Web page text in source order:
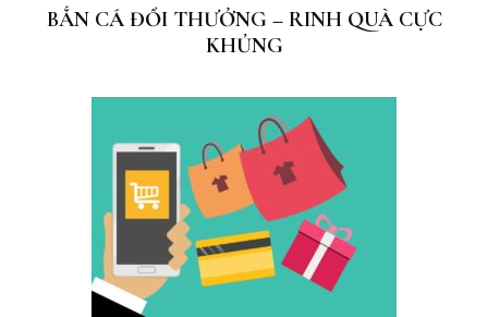
BẮN CÁ ĐỔI THƯỞNG – RINH QUÀ CỰC
KHỦNG